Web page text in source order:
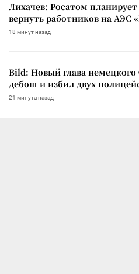
Лихачев: Росатом
вернуть работников на АЭС
18 минут назад
Bild: Новый глава немецкого
дебош и избил двух
21 минута назад